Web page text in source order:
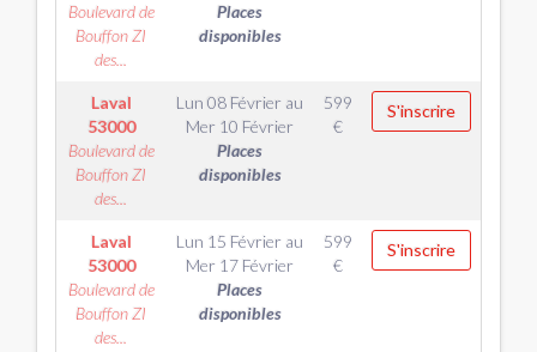
Boulevard de
Bouffon ZI
des...
Places
disponibles
Laval
53000
Boulevard de
Bouffon ZI
des...
Lun 08 Février au
Mer 10 Février
Places
disponibles
599
€
S'inscrire
Laval
53000
Boulevard de
Bouffon ZI
des...
Lun 15 Février au
Mer 17 Février
Places
disponibles
599
€
S'inscrire